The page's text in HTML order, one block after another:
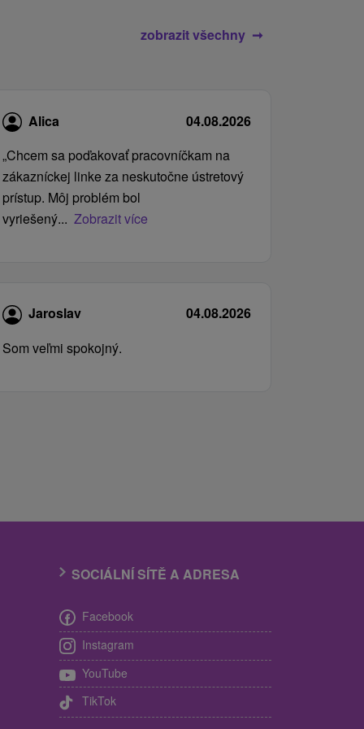
zobrazit všechny
Alica
04.08.2026
„Chcem sa poďakovať pracovníčkam na
zákazníckej linke za neskutočne ústretový
prístup. Môj problém bol
vyriešený... Zobrazit více
Jaroslav
04.08.2026
Som veľmi spokojný.
SOCIÁLNÍ SÍTĚ A ADRESA
Facebook
Instagram
YouTube
TikTok